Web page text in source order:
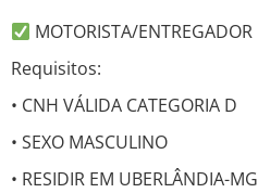
MOTORISTA/ENTREGADOR
Requisitos:
• CNH VÁLIDA CATEGORIA D
• SEXO MASCULINO
• RESIDIR EM UBERLÂNDIA-MG